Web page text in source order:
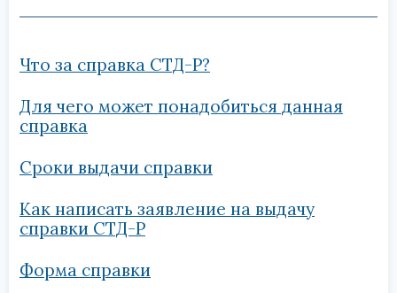
Что за справка СТД-Р?
Для чего может понадобиться данная
справка
Сроки выдачи справки
Как написать заявление на выдачу
справки СТД-Р
Форма справки